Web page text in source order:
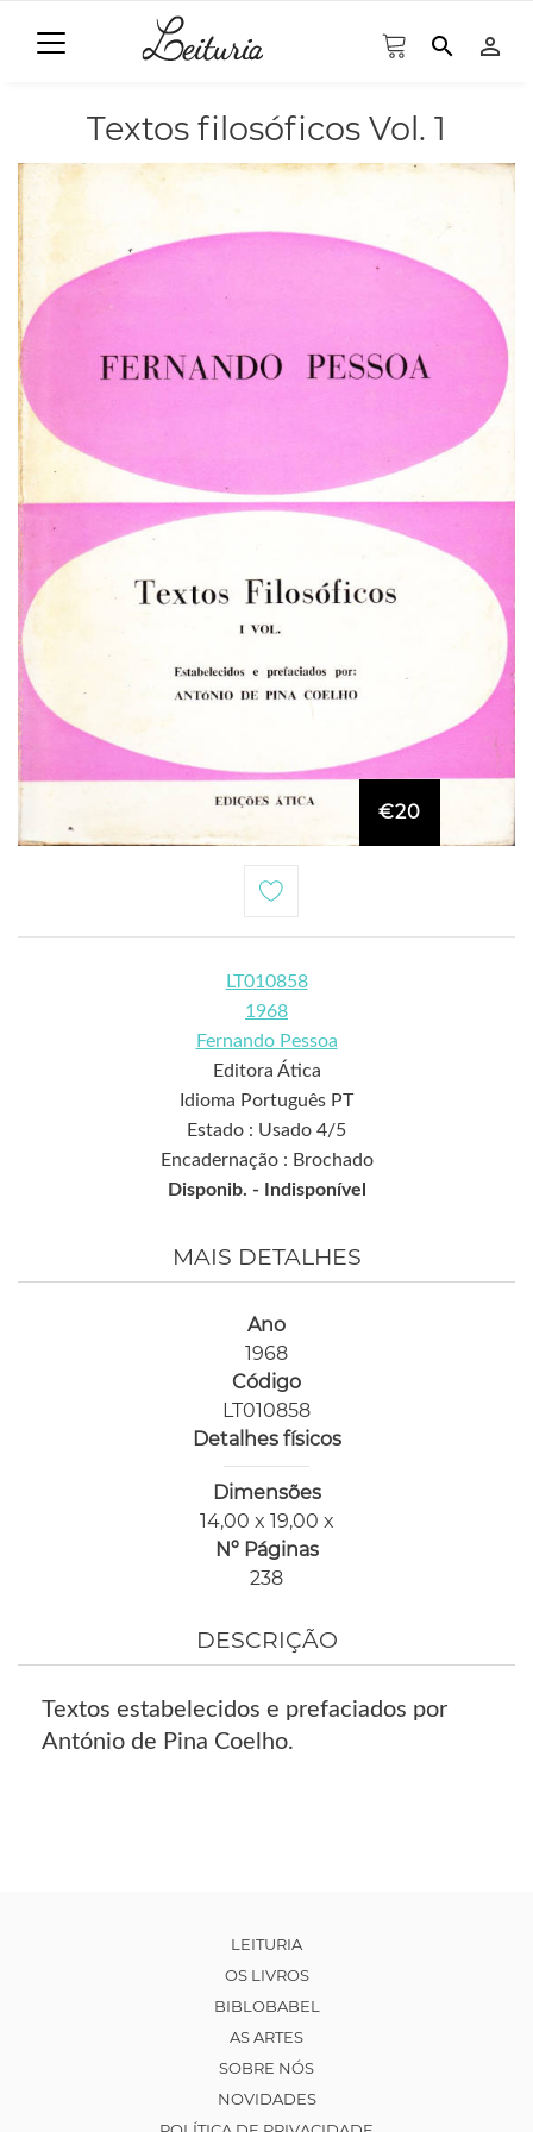
search person_outline
Textos filosóficos Vol. 1
€20
LT010858
1968
Fernando Pessoa
Editora Ática
Idioma Português PT
Estado : Usado 4/5
Encadernação : Brochado
Disponib. -
Indisponível
MAIS DETALHES
Ano
1968
Código
LT010858
Detalhes físicos
Dimensões
14,00 x 19,00 x
Nº Páginas
238
DESCRIÇÃO
Textos estabelecidos e prefaciados por
António de Pina Coelho.
LEITURIA
OS LIVROS
BIBLOBABEL
AS ARTES
SOBRE NÓS
NOVIDADES